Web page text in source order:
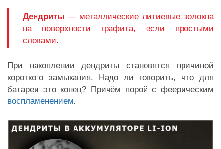
Дендриты — металлические литиевые волокна
на поверхности графита, если простыми
словами.
При накоплении дендриты становятся причиной
короткого замыкания. Надо ли говорить, что для
батареи это конец? Причём порой с феерическим
воспламенением.